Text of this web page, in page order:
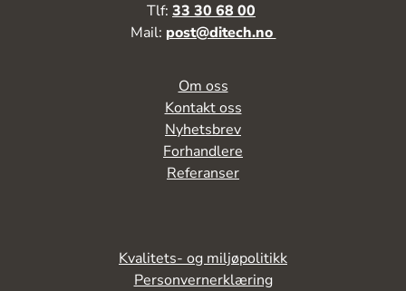
Tlf: 33 30 68 00
Mail: post@ditech.no
Kvalitets- og miljøpolitikk
Personvernerklæring
Om oss
Kontakt oss
Nyhetsbrev
Forhandlere
Referanser